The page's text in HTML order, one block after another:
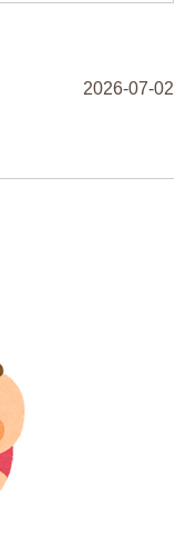
2026-07-02